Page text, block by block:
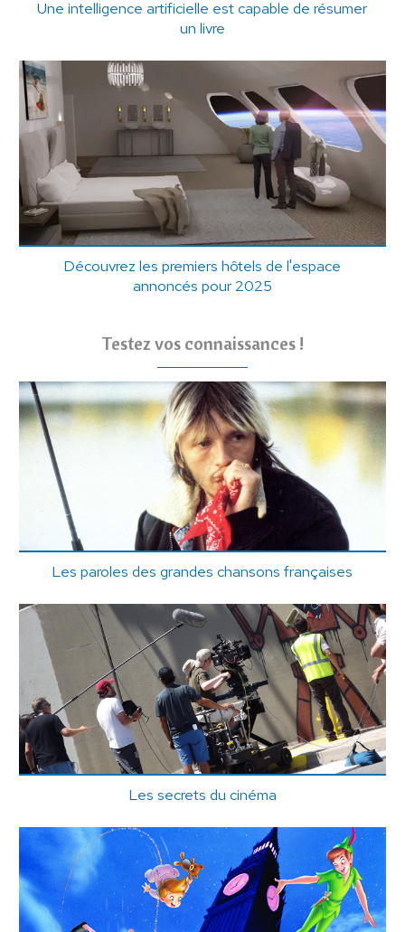
Une intelligence artificielle est capable de résumer
un livre
Découvrez les premiers hôtels de l'espace
annoncés pour 2025
Testez vos connaissances !
Les paroles des grandes chansons françaises
Les secrets du cinéma